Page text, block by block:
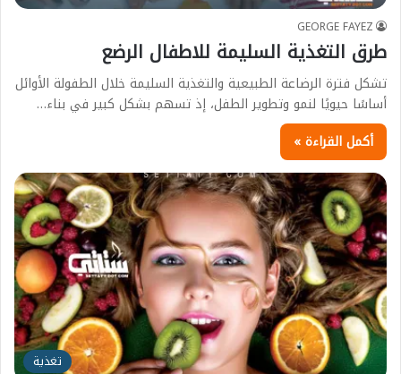
GEORGE FAYEZ
طرق التغذية السليمة للاطفال الرضع
تشكل فترة الرضاعة الطبيعية والتغذية السليمة خلال الطفولة الأوائل
أساسًا حيويًا لنمو وتطوير الطفل، إذ تسهم بشكل كبير في بناء…
أكمل القراءة »
تغذية